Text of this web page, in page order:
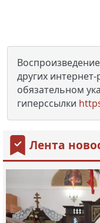
других
обязательном
гиперссылки
Лента